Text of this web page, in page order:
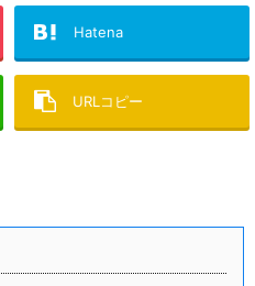
Hatena
URLコピー